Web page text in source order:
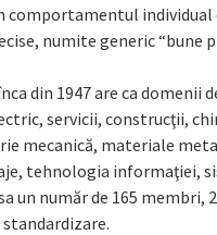
individual
numite generic “bune
din 1947 are ca domenii
servicii, construcţii,
mecanică, materiale
tehnologia informaţiei,
un număr de 165 membri,